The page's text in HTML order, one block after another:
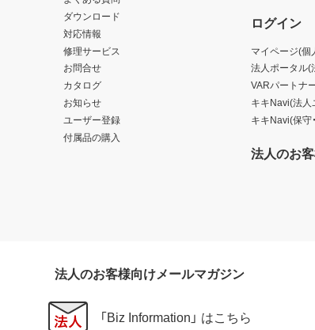
ダウンロード
対応情報
修理サービス
お問合せ
カタログ
お知らせ
ユーザー登録
付属品の購入
ログイン
マイページ(個
法人ポータル(
VARパートナ
キキNavi(法
キキNavi(保守
法人のお
法人のお客様向けメールマガジン
「Biz Information」 はこちら